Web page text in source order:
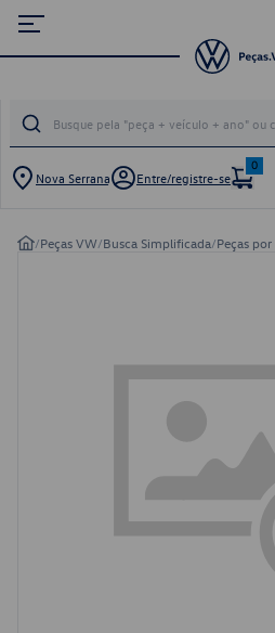
Nova Serrana Entre/registre-se
0
/Peças VW/Busca Simplificada/Peças